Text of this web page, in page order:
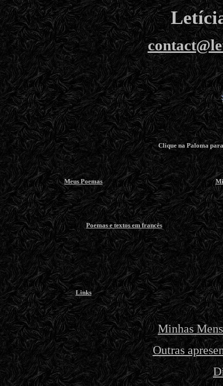
Clique na Paloma
Meus Poemas
Poemas e textos em francês
Links
Minhas
Outras